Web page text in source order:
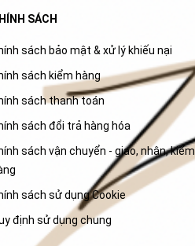
SÁCH
sách bảo mật & xử lý khiếu nại
sách kiểm hàng
sách thanh toán
sách đổi trả hàng hóa
sách vận chuyển - giao, nhận, kiểm
sách sử dụng Cookie
định sử dụng chung